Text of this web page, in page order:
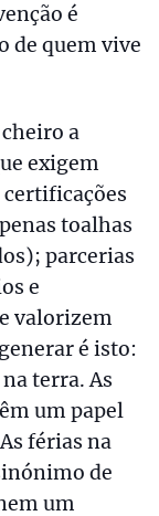
é
de quem vive
a
exigem
toalhas
parcerias
e
valorizem
é isto:
terra. As
um papel
férias na
de
um